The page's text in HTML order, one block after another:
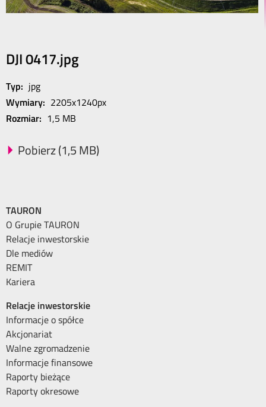
DJI 0417.jpg
Typ: jpg
Wymiary: 2205x1240px
Rozmiar: 1,5 MB
Pobierz (1,5 MB)
TAURON
O Grupie TAURON
Relacje inwestorskie
Dle mediów
REMIT
Kariera
Relacje inwestorskie
Informacje o spółce
Akcjonariat
Walne zgromadzenie
Informacje finansowe
Raporty bieżące
Raporty okresowe